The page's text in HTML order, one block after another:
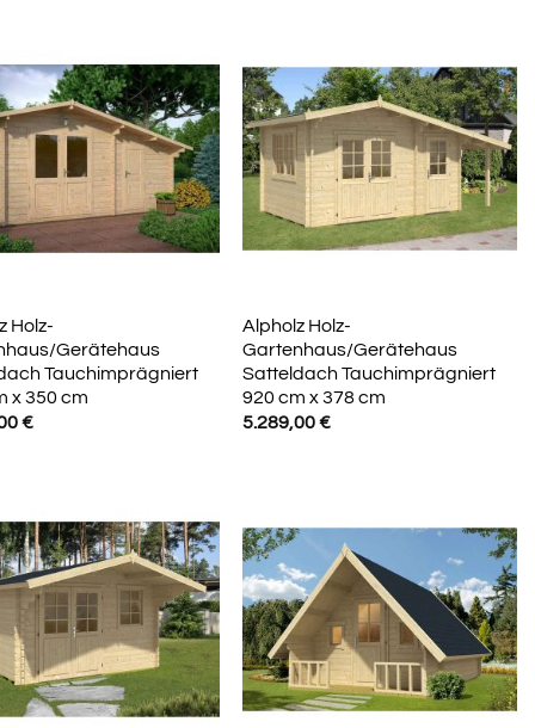
Holz-
Gerätehaus
Tauchimprägniert
x 350 cm
€
Alpholz Holz-
Gartenhaus/Gerätehaus
Satteldach Tauchimprägniert
920 cm x 378 cm
5.289,00€